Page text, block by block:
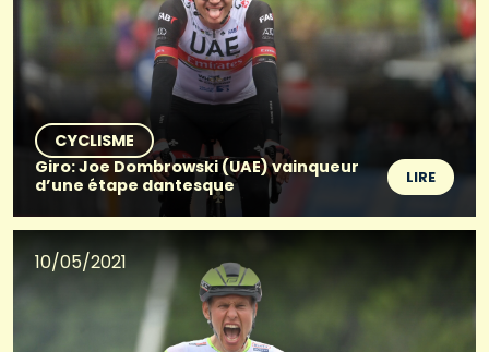
CYCLISME
Giro: Joe Dombrowski (UAE) vainqueur
d’une étape dantesque
LIRE
10/05/2021